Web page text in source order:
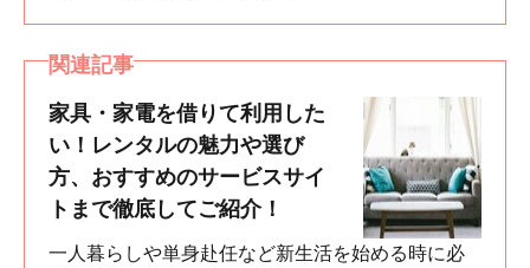
関連記事
家具・家電を借りて利用した
い！レンタルの魅力や選び
方、おすすめのサービスサイ
トまで徹底してご紹介！
一人暮らしや単身赴任など新生活を始める時に必